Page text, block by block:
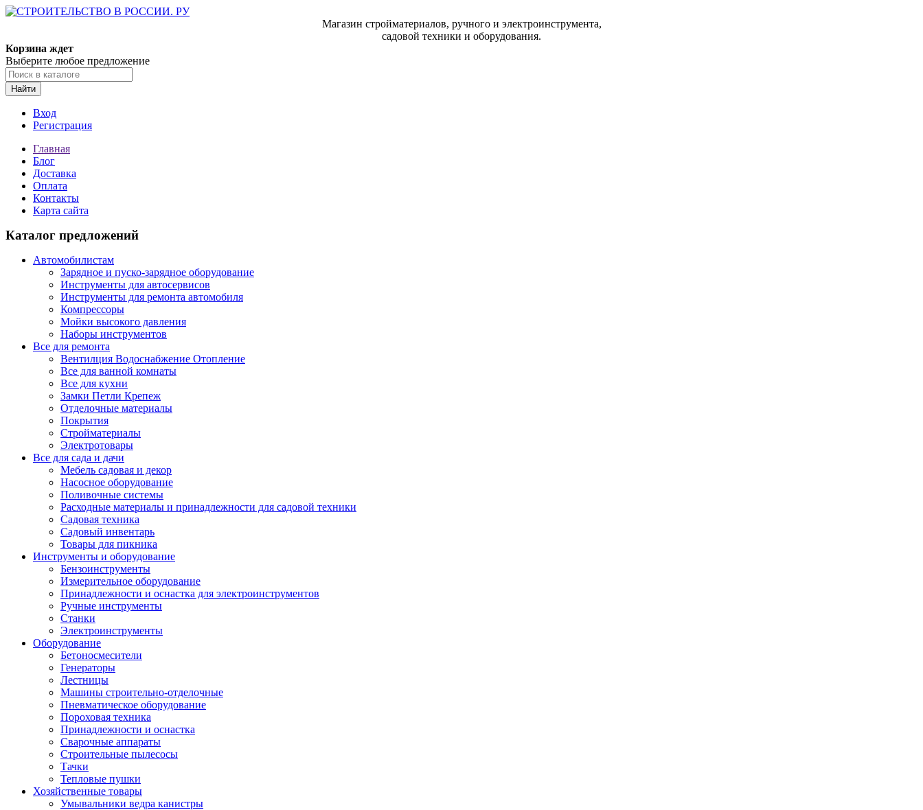
Магазин стройматериалов, ручного и электроинструмента,
садовой техники и оборудования.
Корзина ждет
Выберите любое предложение
Найти
Вход
Регистрация
Главная
Блог
Доставка
Оплата
Контакты
Карта сайта
Каталог предложений
Автомобилистам
Зарядное и пуско-зарядное оборудование
Инструменты для автосервисов
Инструменты для ремонта автомобиля
Компрессоры
Мойки высокого давления
Наборы инструментов
Все для ремонта
Вентилция Водоснабжение Отопление
Все для ванной комнаты
Все для кухни
Замки Петли Крепеж
Отделочные материалы
Покрытия
Стройматериалы
Электротовары
Все для сада и дачи
Мебель садовая и декор
Насосное оборудование
Поливочные системы
Расходные материалы и принадлежности для садовой техники
Садовая техника
Садовый инвентарь
Товары для пикника
Инструменты и оборудование
Бензоинструменты
Измерительное оборудование
Принадлежности и оснастка для электроинструментов
Ручные инструменты
Станки
Электроинструменты
Оборудование
Бетоносмесители
Генераторы
Лестницы
Машины строительно-отделочные
Пневматическое оборудование
Пороховая техника
Принадлежности и оснастка
Сварочные аппараты
Строительные пылесосы
Тачки
Тепловые пушки
Хозяйственные товары
Умывальники ведра канистры